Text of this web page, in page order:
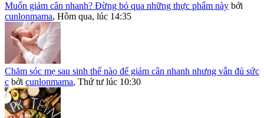
Muốn giảm cân nhanh? Đừng bỏ qua những thực phẩm này bởi
cunlonmama, Hôm qua, lúc 14:35
Chăm sóc mẹ sau sinh thế nào để giảm cân nhanh nhưng vẫn đủ sức
c bởi cunlonmama, Thứ tư lúc 10:30